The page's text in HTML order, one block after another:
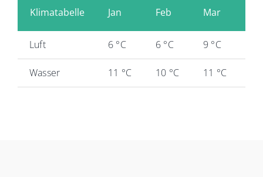
Klimatabelle Jan Feb Mar
Luft 6 °C 6 °C 9 °C
Wasser 11 °C 10 °C 11 °C